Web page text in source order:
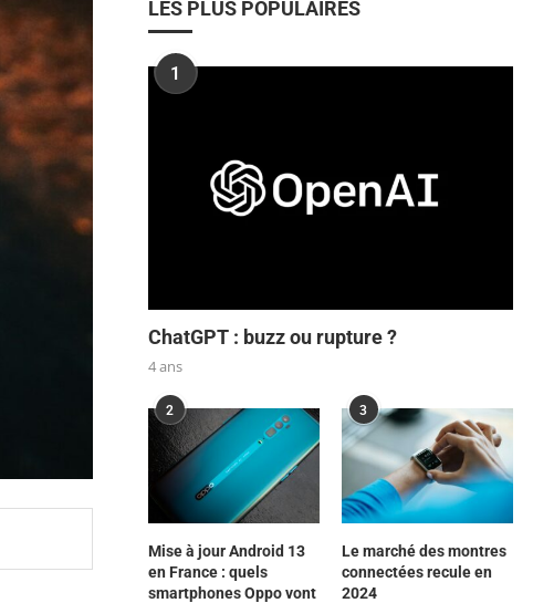
LES PLUS POPULAIRES
1
ChatGPT : buzz ou rupture ?
4 ans
2
Mise à jour Android 13
en France : quels
smartphones Oppo vont
3
Le marché des montres
connectées recule en
2024